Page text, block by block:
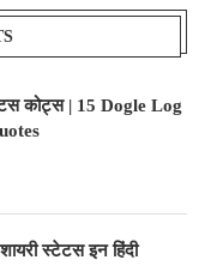
कोट्स | 15 Dogle Log
स्टेटस इन हिंदी